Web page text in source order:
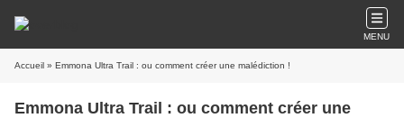
MENU
Accueil » Emmona Ultra Trail : ou comment créer une malédiction !
Emmona Ultra Trail : ou comment créer une